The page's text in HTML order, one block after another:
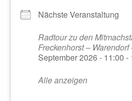
Nächste Veranstaltung
Radtour zu den
Freckenhorst –
September 2026 - 11:00 -
Alle anzeigen